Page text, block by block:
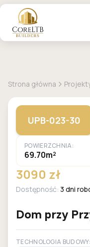
Strona główna
UPB-023-30
POWIERZCHNIA:
69.70m²
3090 zł
Dostępność: 3 dni
Dom przy
TECHNOLOGIA BUDOWY: